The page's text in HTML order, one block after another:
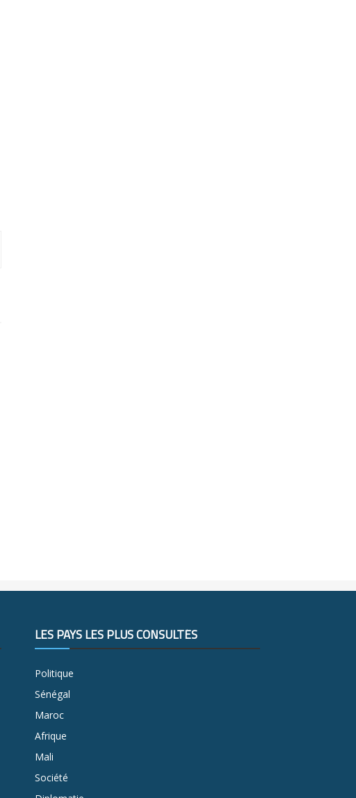
LES PAYS LES PLUS CONSULTÉS
Politique
Sénégal
Maroc
Afrique
Mali
Société